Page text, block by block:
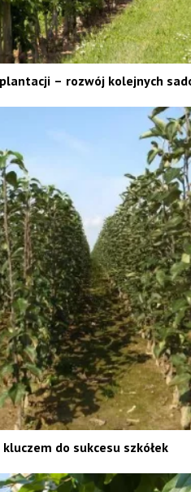
– rozwój kolejnych
do sukcesu szkółek